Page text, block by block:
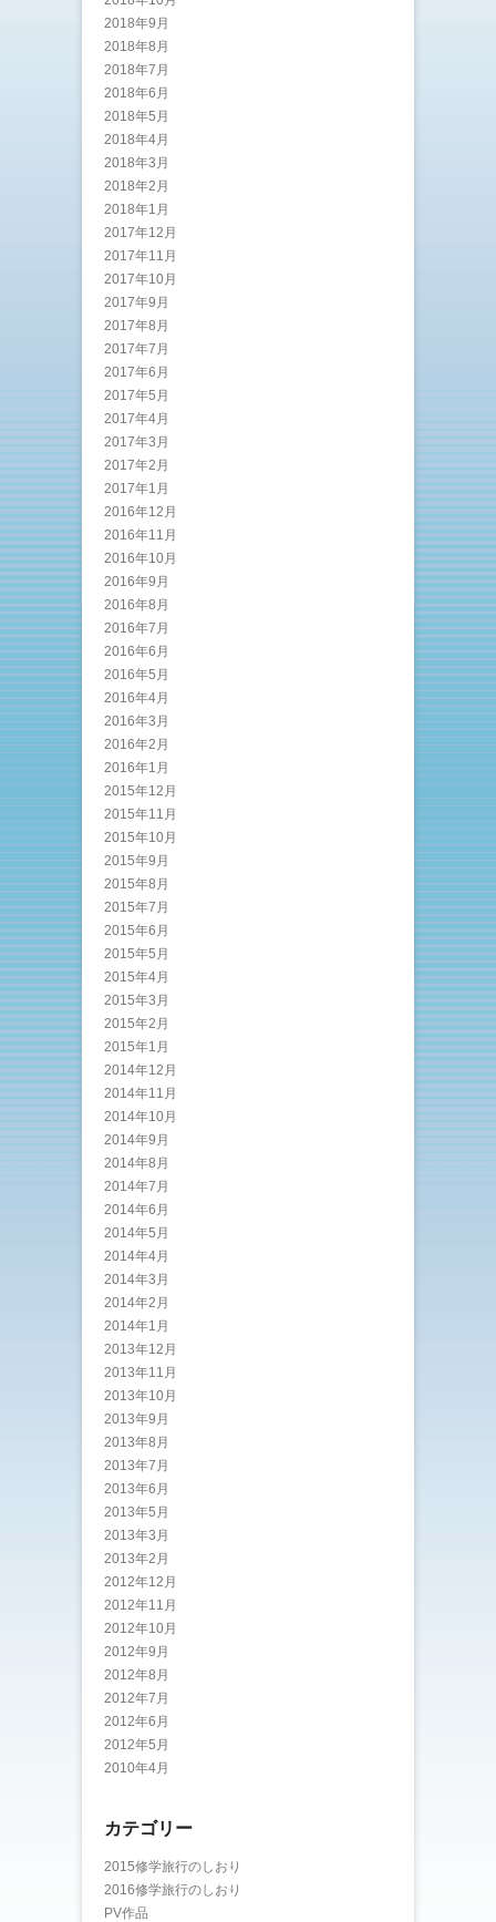
2018年9月
2018年8月
2018年7月
2018年6月
2018年5月
2018年4月
2018年3月
2018年2月
2018年1月
2017年12月
2017年11月
2017年10月
2017年9月
2017年8月
2017年7月
2017年6月
2017年5月
2017年4月
2017年3月
2017年2月
2017年1月
2016年12月
2016年11月
2016年10月
2016年9月
2016年8月
2016年7月
2016年6月
2016年5月
2016年4月
2016年3月
2016年2月
2016年1月
2015年12月
2015年11月
2015年10月
2015年9月
2015年8月
2015年7月
2015年6月
2015年5月
2015年4月
2015年3月
2015年2月
2015年1月
2014年12月
2014年11月
2014年10月
2014年9月
2014年8月
2014年7月
2014年6月
2014年5月
2014年4月
2014年3月
2014年2月
2014年1月
2013年12月
2013年11月
2013年10月
2013年9月
2013年8月
2013年7月
2013年6月
2013年5月
2013年3月
2013年2月
2012年12月
2012年11月
2012年10月
2012年9月
2012年8月
2012年7月
2012年6月
2012年5月
2010年4月
カテゴリー
2015修学旅行のしおり
2016修学旅行のしおり
PV作品